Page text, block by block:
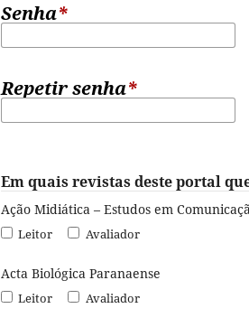
Senha*
Repetir senha*
Em quais revistas deste portal
Ação Midiática – Estudos em
Leitor Avaliador
Acta Biológica Paranaense
Leitor Avaliador